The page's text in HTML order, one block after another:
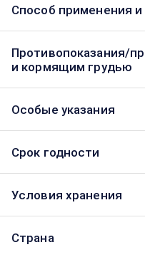
Способ применения и
Противопоказания/
и кормящим грудью
Особые указания
Срок годности
Условия хранения
Страна